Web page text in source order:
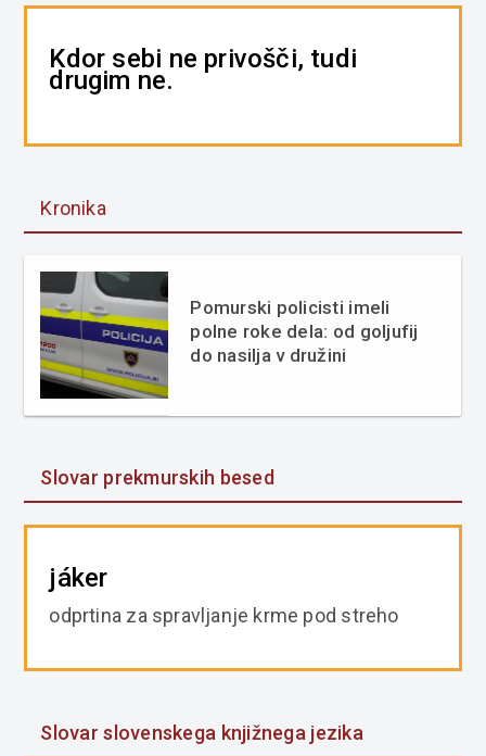
Kdor sebi ne privošči, tudi
drugim ne.
Kronika
Pomurski policisti imeli
polne roke dela: od goljufij
do nasilja v družini
Slovar prekmurskih besed
jáker
odprtina za spravljanje krme pod streho
Slovar slovenskega knjižnega jezika